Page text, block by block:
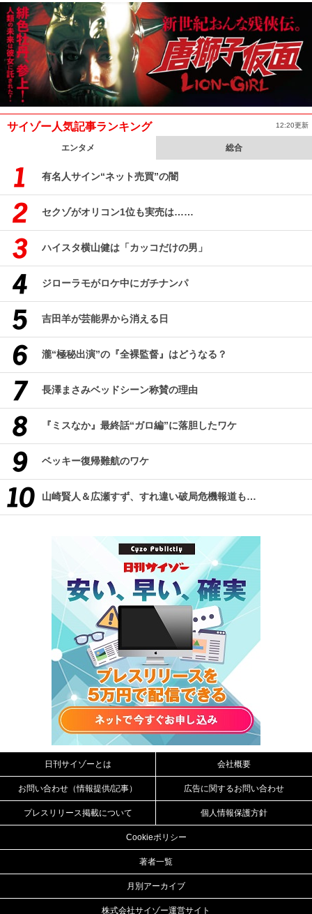
サイゾー人気記事ランキング 12:20更新
エンタメ 総合
有名人サイン“ネット売買”の闇
セクゾがオリコン1位も実売は……
ハイスタ横山健は「カッコだけの男」
ジローラモがロケ中にガチナンパ
吉田羊が芸能界から消える日
瀧“極秘出演”の『全裸監督』はどうなる？
長澤まさみベッドシーン称賛の理由
『ミスなか』最終話“ガロ編”に落胆したワケ
ベッキー復帰難航のワケ
山崎賢人＆広瀬すず、すれ違い破局危機報道も…
日刊サイゾーとは 会社概要
お問い合わせ（情報提供/記事） 広告に関するお問い合わせ
プレスリリース掲載について 個人情報保護方針
Cookieポリシー
著者一覧
月別アーカイブ
株式会社サイゾー運営サイト